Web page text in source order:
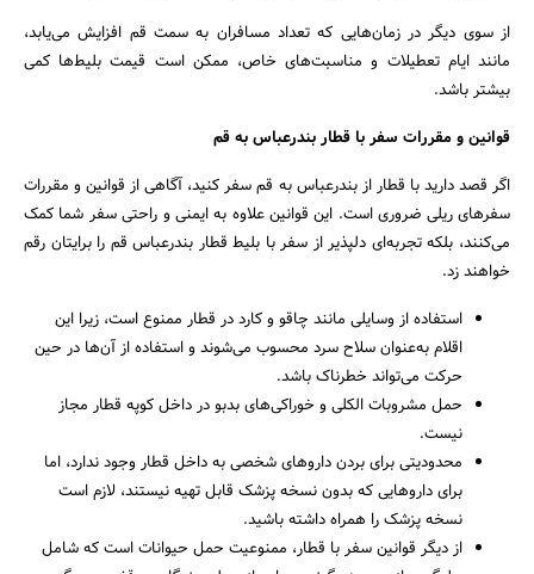
از سوی دیگر در زمان‌هایی که تعداد مسافران به سمت قم افزایش می‌یابد،
مانند ایام تعطیلات و مناسبت‌های خاص، ممکن است قیمت بلیط‌ها کمی
بیشتر باشد.
قوانین و مقررات سفر با قطار بندرعباس به قم
اگر قصد دارید با قطار از بندرعباس به قم سفر کنید، آگاهی از قوانین و مقررات
سفرهای ریلی ضروری است. این قوانین علاوه به ایمنی و راحتی سفر شما کمک
می‌کنند، بلکه تجربه‌ای دلپذیر از سفر با بلیط قطار بندرعباس قم را برایتان رقم
خواهند زد.
استفاده از وسایلی مانند چاقو و کارد در قطار ممنوع است، زیرا این
اقلام به‌عنوان سلاح سرد محسوب می‌شوند و استفاده از آن‌ها در حین
حرکت می‌تواند خطرناک باشد.
حمل مشروبات الکلی و خوراکی‌های بدبو در داخل کوپه قطار مجاز
نیست.
محدودیتی برای بردن داروهای شخصی به داخل قطار وجود ندارد، اما
برای داروهایی که بدون نسخه پزشک قابل تهیه نیستند، لازم است
نسخه پزشک را همراه داشته باشید.
از دیگر قوانین سفر با قطار، ممنوعیت حمل حیوانات است که شامل